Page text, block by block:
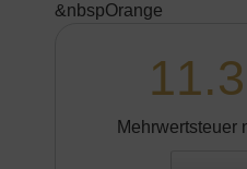
&nbspOrange
Mehrwertsteuer